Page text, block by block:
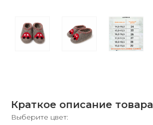
Краткое описание товара
Выберите цвет: